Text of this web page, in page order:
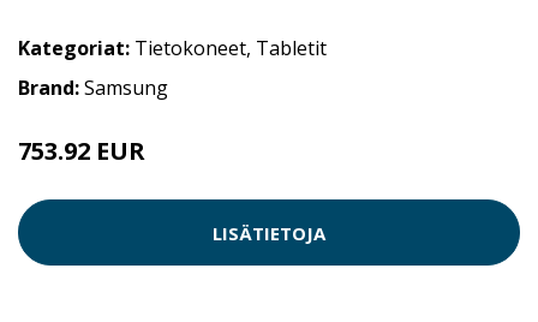
Kategoriat: Tietokoneet, Tabletit
Brand:Samsung
753.92 EUR
LISÄTIETOJA